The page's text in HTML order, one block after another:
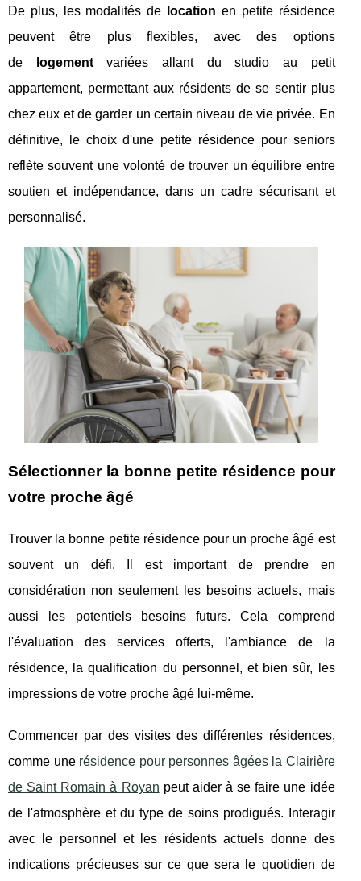
De plus, les modalités de location en petite résidence
peuvent être plus flexibles, avec des options
de
logementvariées allant du studio au petit
appartement, permettant aux résidents de se sentir plus
chez eux et de garder un certain niveau de vie privée. En
définitive, le choix d'une petite résidence pour seniors
reflète souvent une volonté de trouver un équilibre entre
soutien et indépendance, dans un cadre sécurisant et
personnalisé.
Sélectionner la bonne petite résidence pour
votre proche âgé
Trouver la bonne petite résidence pour un proche âgé est
souvent un défi. Il est important de prendre en
considération non seulement les besoins actuels, mais
aussi les potentiels besoins futurs. Cela comprend
l'évaluation des services offerts, l'ambiance de la
résidence, la qualification du personnel, et bien sûr, les
impressions de votre proche âgé lui-même.
Commencer par des visites des différentes résidences,
comme une résidence pour personnes âgées la Clairière
de Saint Romain à Royan peut aider à se faire une idée
de l'atmosphère et du type de soins prodigués. Interagir
avec le personnel et les résidents actuels donne des
indications précieuses sur ce que sera le quotidien de